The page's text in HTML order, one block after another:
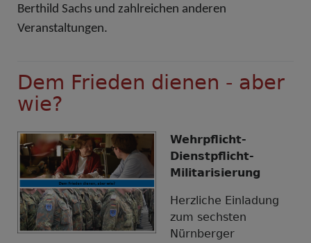
Berthild Sachs und zahlreichen anderen
Veranstaltungen.
Dem Frieden dienen - aber
wie?
Wehrpflicht-
Dienstpflicht-
Militarisierung
Herzliche Einladung
zum sechsten
Nürnberger